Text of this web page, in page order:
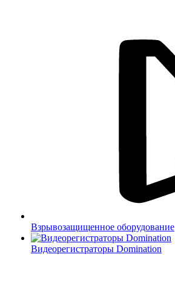
Взрывозащищенное оборудование
Видеорегистраторы Domination